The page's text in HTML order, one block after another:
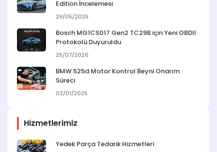
Edition İncelemesi
29/05/2025
Bosch MG1CS017 Gen2 TC298 için Yeni OBDII
Protokolü Duyuruldu
25/07/2026
BMW 525d Motor Kontrol Beyni Onarım
Süreci
02/01/2025
Hizmetlerimiz
Yedek Parça Tedarik Hizmetleri